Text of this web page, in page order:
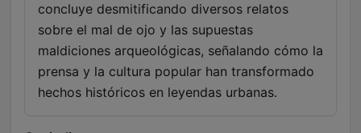
concluye desmitificando diversos relatos
sobre el mal de ojo y las supuestas
maldiciones arqueológicas, señalando cómo la
prensa y la cultura popular han transformado
hechos históricos en leyendas urbanas.